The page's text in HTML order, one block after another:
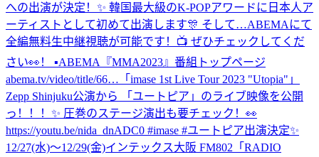
への出演が決定！✨ 韓国最大級のK-POPアワードに日本人ア
ーティストとして初めて出演します🎊 そして…ABEMAにて
全編無料生中継視聴が可能です！📺 ぜひチェックしてくだ
さい👀！ ▪︎ABEMA『MMA2023』番組トップページ
abema.tv/video/title/66… 「imase 1st Live Tour 2023 "Utopia"」
Zepp Shinjuku公演から 「ユートピア」のライブ映像を公開
っ！！！✨ 圧巻のステージ演出も要チェック！👀
https://youtu.be/nida_dnADC0 #imase #ユートピア出演決定✨
12/27(水)〜12/29(金)インテックス大阪 FM802「RADIO